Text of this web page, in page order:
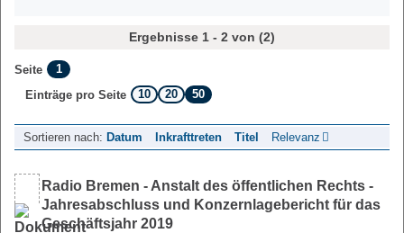
Ergebnisse 1 - 2 von (2)
Seite
1
Einträge pro Seite
10 20 50
Sortieren nach: Datum Inkrafttreten Titel Relevanz
Radio Bremen - Anstalt des öffentlichen Rechts -
Jahresabschluss und Konzernlagebericht für das
Geschäftsjahr 2019